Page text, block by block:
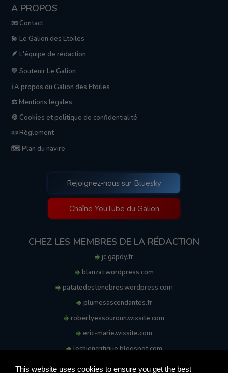
This website uses cookies to ensure you get the best
A PROPOS
📧 Contact
💫 Le Galion des Etoiles
🪶 L'équipe de rédaction
💛 Soutenir Le Galion
ℹ️ A propos du Galion des Etoiles
⚖️ Mentions légales
🍪 Cookies et politique de confidentialité
📜 Règlement
🗺️ Plan du navire
Rejoignez-nous sur Bluesky
Chaîne YouTube du Galion
CHEZ LES MEMBRES DE LA RÉDACTION
jc.gapdy.fr
blanzat.wordpress.com
patatedestenebres.wordpress.com
plumesascendantes.fr
robertyessouroun.wixsite.com
eric-marie.wixsite.com
lechiencritique.blogspot.com